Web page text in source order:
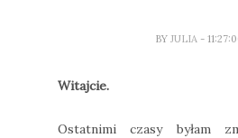
BY JULIA -
Witajcie.
Ostatnimi czasy byłam